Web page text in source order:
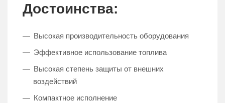
Достоинства:
Высокая производительность оборудования
Эффективное использование топлива
Высокая степень защиты от внешних
воздействий
Компактное исполнение